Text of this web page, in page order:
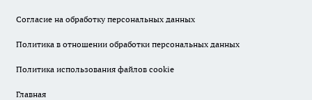
Согласие на обработку персональных данных
Политика в отношении обработки персональных данных
Политика использования файлов cookie
Главная